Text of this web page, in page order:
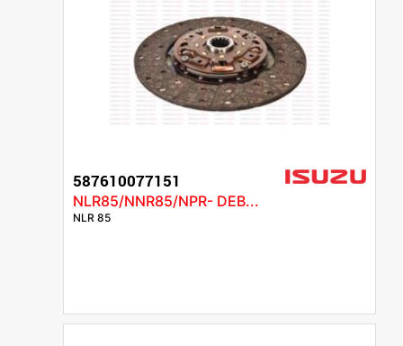
587610077151
NLR85/NNR85/NPR- DEB...
NLR 85